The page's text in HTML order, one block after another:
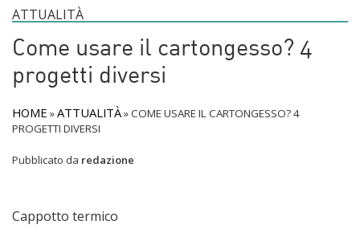
ATTUALITÀ
Come usare il cartongesso? 4
progetti diversi
HOME »ATTUALITÀ»COME USARE IL CARTONGESSO? 4
PROGETTI DIVERSI
Pubblicato da redazione
Cappotto termico